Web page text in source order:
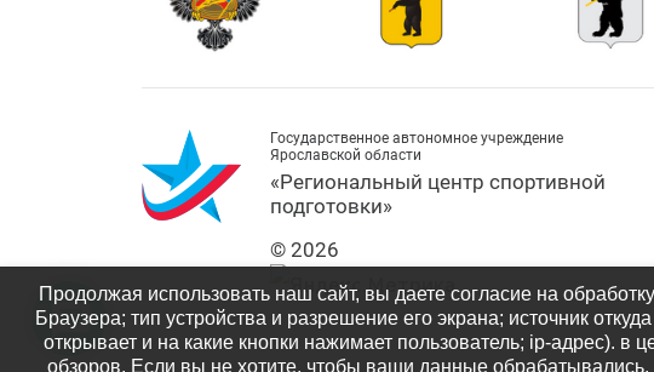
Государственное автономное учреждение
Ярославской области
«Региональный центр спортивной
подготовки»
© 2026
Продолжая использовать наш сайт, вы даете согласие на обработку
Браузера; тип устройства и разрешение его экрана; источник
открывает и на какие кнопки нажимает пользователь; ip-адрес). в
обзоров. Если вы не хотите, чтобы ваши данные